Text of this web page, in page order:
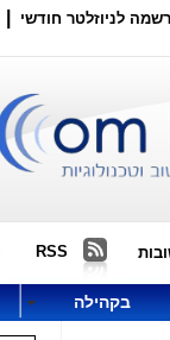
לניוזלטר חודשי
RSS
בקהילה